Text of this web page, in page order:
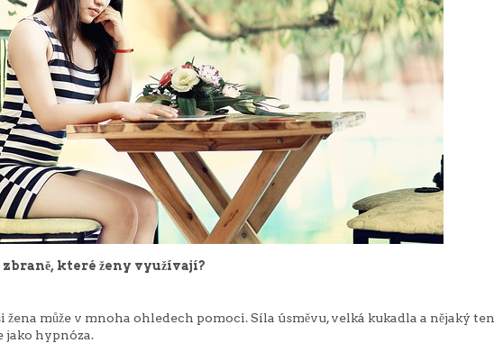
zbraně, které ženy využívají?
žena může v mnoha ohledech pomoci. Síla úsměvu, velká kukadla a nějaký ten
jako hypnóza.